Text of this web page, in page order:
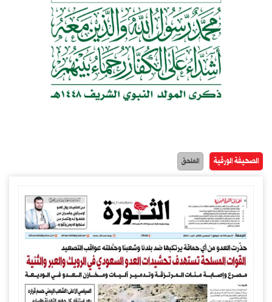
الصحيفة الورقية الملحق